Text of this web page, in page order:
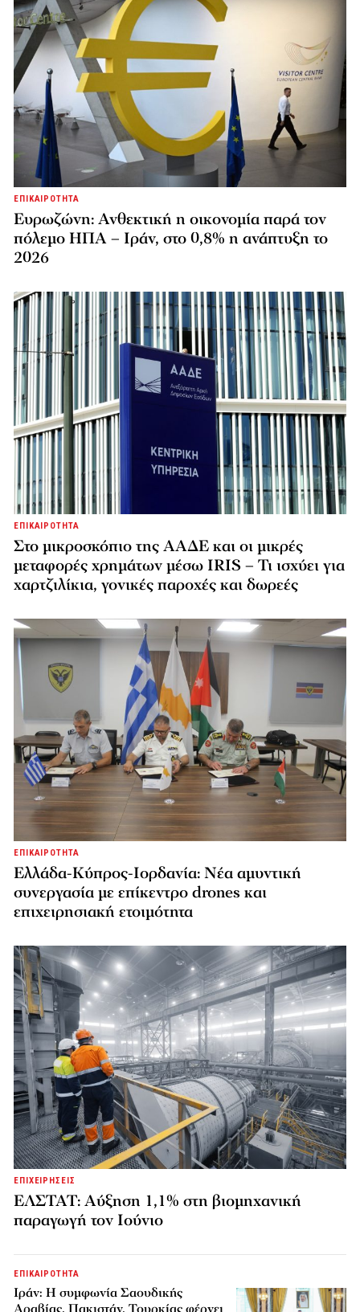
ΕΠΙΚΑΙΡΟΤΗΤΑ
Ευρωζώνη: Ανθεκτική η οικονομία παρά τον
πόλεμο ΗΠΑ – Ιράν, στο 0,8% η ανάπτυξη το
2026
ΕΠΙΚΑΙΡΟΤΗΤΑ
Στο μικροσκόπιο της ΑΑΔΕ και οι μικρές
μεταφορές χρημάτων μέσω IRIS – Τι ισχύει για
χαρτζιλίκια, γονικές παροχές και δωρεές
ΕΠΙΚΑΙΡΟΤΗΤΑ
Ελλάδα-Κύπρος-Ιορδανία: Νέα αμυντική
συνεργασία με επίκεντρο drones και
επιχειρησιακή ετοιμότητα
ΕΠΙΧΕΙΡΗΣΕΙΣ
ΕΛΣΤΑΤ: Αύξηση 1,1% στη βιομηχανική
παραγωγή τον Ιούνιο
ΕΠΙΚΑΙΡΟΤΗΤΑ
Ιράν: Η συμφωνία Σαουδικής